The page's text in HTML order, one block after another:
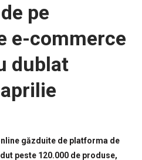
pe
e-commerce
dublat
găzduite de platforma de
peste 120.000 de produse,